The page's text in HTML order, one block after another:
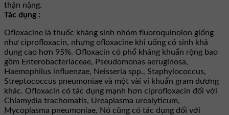
thận nặng.
Tác dụng :
Ofloxacine là thuốc kháng sinh nhóm fluoroquinolon giống
như ciprofloxacin, nhưng ofloxacine khi uống có sinh khả
dụng cao hơn 95%. Ofloxacin có phổ kháng khuẩn rộng bao
gồm Enterobacteriaceae, Pseudomonas aeruginosa,
Haemophilus influenzae, Neisseria spp., Staphylococcus,
Streptococcus pneumoniae và một vài vi khuẩn gram dương
khác. Ofloxacin có tác dụng mạnh hơn ciprofloxacin đối với
Chlamydia trachomatis, Ureaplasma urealyticum,
Mycoplasma pneumoniae. Nó cũng có tác dụng đối với